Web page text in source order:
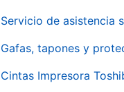
Servicio de asistencia
Gafas, tapones y
Cintas Impresora